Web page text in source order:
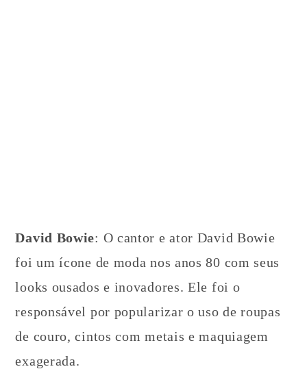
David Bowie: O cantor e ator David Bowie
foi um ícone de moda nos anos 80 com seus
looks ousados e inovadores. Ele foi o
responsável por popularizar o uso de roupas
de couro, cintos com metais e maquiagem
exagerada.